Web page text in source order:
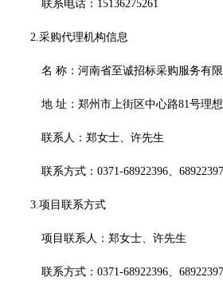
联系电话： 15136275261
2.采购代理机构信息
名 称： 河南省至诚招标采购服务有限
地 址： 郑州市上街区中心路81号理
联系人：郑女士、许先生
联系方式： 0371-68922396、68922397
3.项目联系方式
项目联系人：郑女士、许先生
联系方式： 0371-68922396、68922397